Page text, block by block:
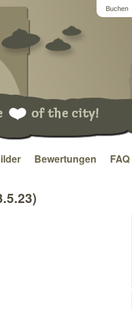
Buchen
Bewertungen FAQ